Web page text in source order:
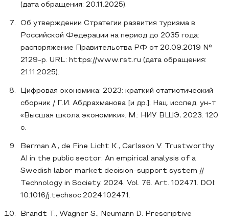
(дата обращения: 20.11.2025).
Об утверждении Стратегии развития туризма в
Российской Федерации на период до 2035 года:
распоряжение Правительства РФ от 20.09.2019 №
2129-р. URL: https://www.rst.ru (дата обращения:
21.11.2025).
Цифровая экономика: 2023: краткий статистический
сборник / Г.И. Абдрахманова [и др.]; Нац. исслед. ун-т
«Высшая школа экономики». М.: НИУ ВШЭ, 2023. 120
с.
Berman A., de Fine Licht K., Carlsson V. Trustworthy
AI in the public sector: An empirical analysis of a
Swedish labor market decision-support system //
Technology in Society. 2024. Vol. 76. Art. 102471. DOI:
10.1016/j.techsoc.2024.102471.
Brandt T., Wagner S., Neumann D. Prescriptive